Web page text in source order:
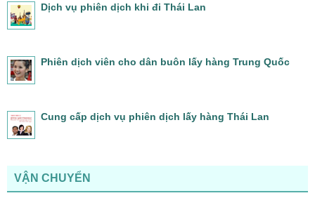
Dịch vụ phiên dịch khi đi Thái Lan
Phiên dịch viên cho dân buôn lấy hàng Trung Quốc
Cung cấp dịch vụ phiên dịch lấy hàng Thái Lan
VẬN CHUYỂN